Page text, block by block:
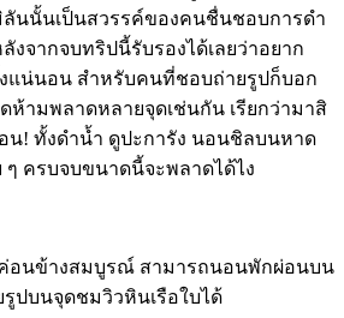
ลันนั้นเป็นสวรรค์ของคนชื่นชอบการดำ
งจากจบทริปนี้รับรองได้เลยว่าอยาก
แน่นอน สำหรับคนที่ชอบถ่ายรูปก็บอก
ห้ามพลาดหลายจุดเช่นกัน เรียกว่ามาสิ
น! ทั้งดำน้ำ ดูปะการัง นอนชิลบนหาด
ๆ ครบจบขนาดนี้จะพลาดได้ไง
อนข้างสมบูรณ์ สามารถนอนพักผ่อนบน
ปบนจุดชมวิวหินเรือใบได้